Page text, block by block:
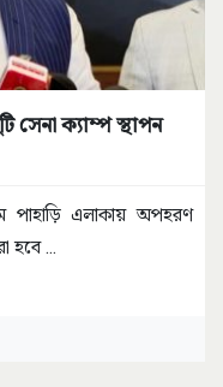
সেনা ক্যাম্প স্থাপন
পাহাড়ি এলাকায় অপহরণ
হবে...